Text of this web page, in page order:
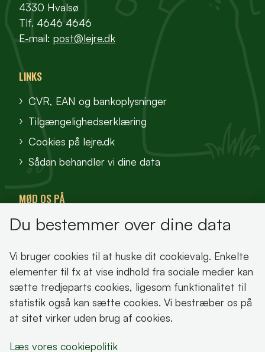
4330 Hvalsø
Tlf. 4646 4646
E-mail: post@lejre.dk
LINKS
CVR, EAN og bankoplysninger
Tilgængelighedserklæring
Cookies på lejre.dk
Sådan behandler vi dine data
MØD OS PÅ
VisitFjordlandet
Oplev Lejre
Du bestemmer over dine data
Vi bruger cookies til at huske dit cookievalg. Enkelte
elementer til fx at vise indhold fra sociale medier kan
sætte tredjeparts cookies, ligesom funktionalitet til
statistik også kan sætte cookies. Vi bestræber os på
at sitet virker uden brug af cookies.
Læs vores cookiepolitik